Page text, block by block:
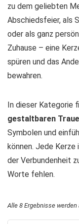
zu dem geliebten
Abschiedsfeier, als
oder als ganz
Zuhause – eine
spüren und das
bewahren.
In dieser Kategorie
gestaltbaren
Symbolen und
können. Jede
der Verbundenheit
Worte fehlen.
Alle 8 Ergebnisse werden